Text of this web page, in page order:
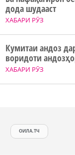
ХАБАРИ РӮЗ
дода шудааст
ХАБАРИ РӮЗ
Кумитаи андоз
воридоти
ОИЛА.ТЧ